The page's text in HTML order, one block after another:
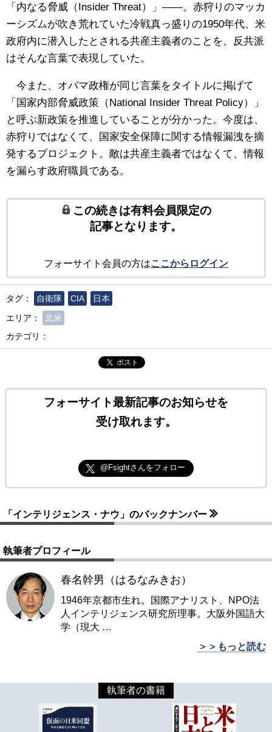
「内なる脅威（Insider Threat）」――。赤狩りのマッカ
ーシズムが吹き荒れていた冷戦真っ盛りの1950年代、米
政府内に潜入したとされる共産主義者のことを、反共派
はそんな言葉で表現していた。
今また、オバマ政権が同じ言葉をタイトルに掲げて
「国家内部脅威政策（National Insider Threat Policy）」
と呼ぶ新政策を推進していることが分かった。今度は、
赤狩りではなくて、国家安全保障に関する情報漏洩を摘
発するプロジェクト。敵は共産主義者ではなくて、情報
を漏らす政府職員である。
この続きは有料会員限定の
記事となります。
フォーサイト会員の方はここからログイン
タグ： 自衛隊 CIA
日本
エリア：
北米
カテゴリ：
ポスト
フォーサイト最新記事のお知らせを
受け取れます。
@Fsightさんをフォロー
「インテリジェンス・ナウ」のバックナンバー
執筆者プロフィール
春名幹男（はるなみきお）
1946年京都市生れ。国際アナリスト、NPO法
人インテリジェンス研究所理事。大阪外国語大
学（現大 …
＞＞もっと読む
執筆者の書籍